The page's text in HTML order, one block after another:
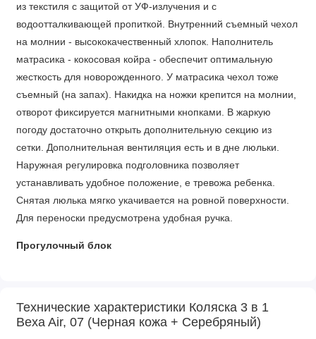
из текстиля с защитой от УФ-излучения и с
водоотталкивающей пропиткой. Внутренний съемный чехол
на молнии - высококачественный хлопок. Наполнитель
матрасика - кокосовая койра - обеспечит оптимальную
жесткость для новорожденного. У матрасика чехол тоже
съемный (на запах). Накидка на ножки крепится на молнии,
отворот фиксируется магнитными кнопками. В жаркую
погоду достаточно открыть дополнительную секцию из
сетки. Дополнительная вентиляция есть и в дне люльки.
Наружная регулировка подголовника позволяет
устанавливать удобное положение, е тревожа ребенка.
Снятая люлька мягко укачивается на ровной поверхности.
Для переноски предусмотрена удобная ручка.
Прогулочный блок
спальное место 88 х 34 см. Теплая накидка на ножки с
дополнительной секцией подойдет ребенку любого
Технические характеристики Коляска 3 в 1
Bexa Air, 07 (Черная кожа + Серебряный)